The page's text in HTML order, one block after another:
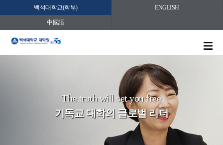
백석대학교(학부) ENGLISH
中國語
The truth will set you free
기독교 대학의 글로벌 리더